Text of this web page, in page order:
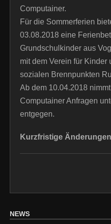
Computainer.
Für die Sommerferien
03.08.2018 eine
Grundschulkinder aus
mit dem Verein für Kinder
sozialen Brennpunkten
Ab dem 10.04.2018
Computainer Anfragen
entgegen.
Kurzfristige
NEWS